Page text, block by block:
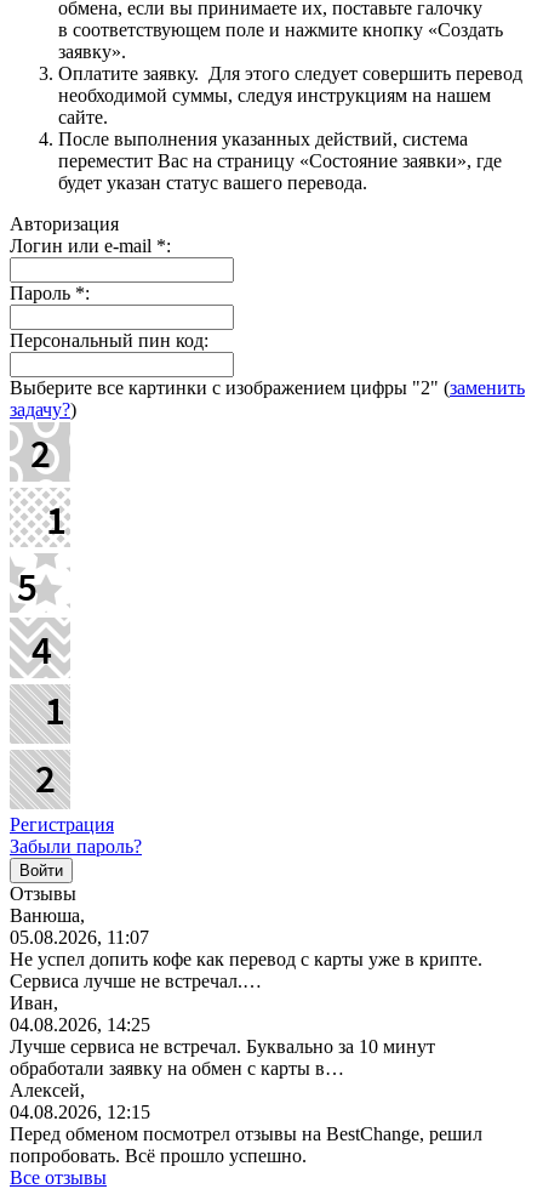
обмена, если вы принимаете их, поставьте галочку
в соответствующем поле и нажмите кнопку «Создать
заявку».
Оплатите заявку. Для этого следует совершить перевод
необходимой суммы, следуя инструкциям на нашем
сайте.
После выполнения указанных действий, система
переместит Вас на страницу «Состояние заявки», где
будет указан статус вашего перевода.
Авторизация
Логин или e-mail *:
Пароль *:
Персональный пин код:
Выберите все картинки с изображением цифры "2" (заменить
задачу?)
Регистрация
Забыли пароль?
Отзывы
Ванюша,
05.08.2026, 11:07
Не успел допить кофе как перевод с карты уже в крипте.
Сервиса лучше не встречал.…
Иван,
04.08.2026, 14:25
Лучше сервиса не встречал. Буквально за 10 минут
обработали заявку на обмен с карты в…
Алексей,
04.08.2026, 12:15
Перед обменом посмотрел отзывы на BestChange, решил
попробовать. Всё прошло успешно.
Все отзывы